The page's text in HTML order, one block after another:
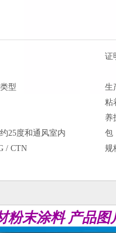
证
型 生
粘
养
25度和通风室内 包
/ CTN 规
粉末涂料 产品图